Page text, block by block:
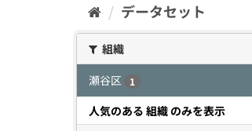
データセット
組織
瀬谷区
1
人気のある 組織 のみを表示